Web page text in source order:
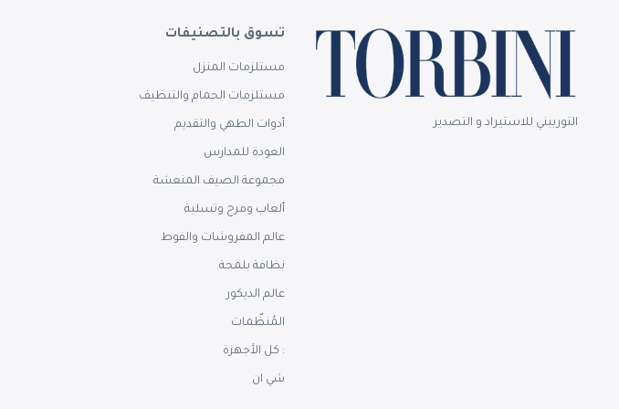
التوربيني للاستيراد و التصدير
تسوق بالتصنيفات
مستلزمات المنزل
مستلزمات الحمام والتنظيف
أدوات الطهي والتقديم
العودة للمدارس
مجموعة الصيف المنعشة
ألعاب ومرح وتسلية
عالم المفروشات والفوط
نظافة بلمحة
عالم الديكور
المُنظّمات
: كل الأجهزة
شي ان